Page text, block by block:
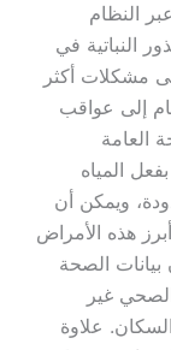
النظام
النباتية في
مشكلات أكثر
إلى عواقب
العامة
المياه
ويمكن أن
هذه الأمراض
بيانات الصحة
غير
علاوة